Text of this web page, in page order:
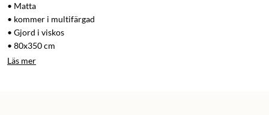
• Matta
• kommer i multifärgad
• Gjord i viskos
• 80x350 cm
Läs mer